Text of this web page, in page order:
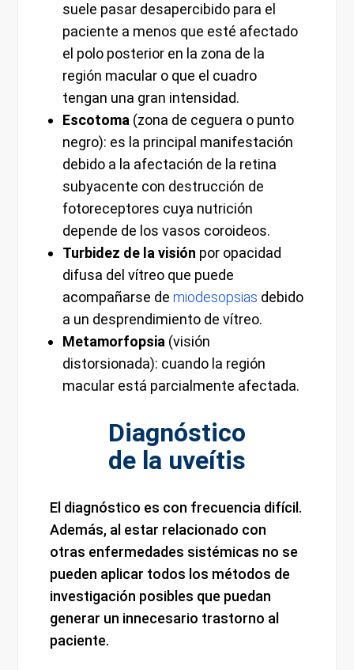
suele pasar desapercibido para el
paciente a menos que esté afectado
el polo posterior en la zona de la
región macular o que el cuadro
tengan una gran intensidad.
Escotoma (zona de ceguera o punto
negro): es la principal manifestación
debido a la afectación de la retina
subyacente con destrucción de
fotoreceptores cuya nutrición
depende de los vasos coroideos.
Turbidez de la visión por opacidad
difusa del vítreo que puede
acompañarse demiodesopsias debido
a un desprendimiento de vítreo.
Metamorfopsia (visión
distorsionada): cuando la región
macular está parcialmente afectada.
Diagnóstico
de la uveítis
El diagnóstico es con frecuencia difícil.
Además, al estar relacionado con
otras enfermedades sistémicas no se
pueden aplicar todos los métodos de
investigación posibles que puedan
generar un innecesario trastorno al
paciente.